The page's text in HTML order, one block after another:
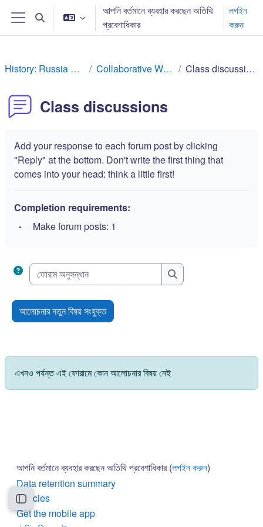
মাইন্ কনটেন্ট বাদ দিন
Side panel
Toggle search input
আপনি বর্তমানে ব্যবহার করছেন অতিথি
প্রবেশাধিকার
লগইন
করুন
Open course index
History: Russia Rev Collaborative Work Class discussions
Class discussions
Add your response to each forum post by clicking
"Reply" at the bottom. Don't write the first thing that
comes into your head: think a little first!
Completion requirements:
Make forum posts: 1
ফোরাম অনুসন্ধান
ফোরাম অনুসন্ধান
আলোচনার নতুন বিষয় সংযুক্ত
এখনও পর্যন্ত এই ফোরামে কোন আলোচনার বিষয় নেই
আপনি বর্তমানে ব্যবহার করছেন অতিথি প্রবেশাধিকার (লগইন করুন)
Data retention summary
Policies
Get the mobile app